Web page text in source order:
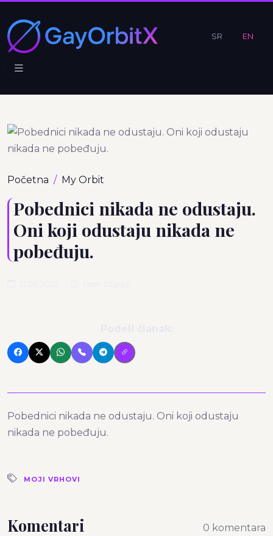
SR EN
Početna My Orbit
Pobednici nikada ne odustaju.
Oni koji odustaju nikada ne
pobeđuju.
Pobednici nikada ne odustaju. Oni koji odustaju
nikada ne pobeđuju.
MOJI VRHOVI
Komentari 0 komentara